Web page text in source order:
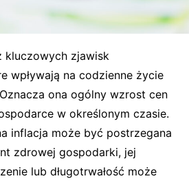
kluczowych zjawisk
wpływają na codzienne życie
ona ogólny wzrost cen
w określonym czasie.
inflacja może być postrzegana
zdrowej gospodarki, jej
lub długotrwałość może